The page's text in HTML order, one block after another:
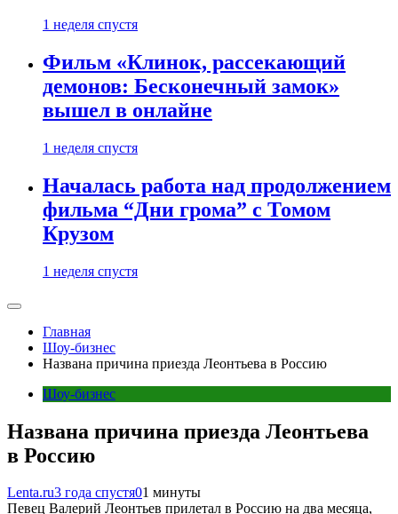
1 неделя спустя
Фильм «Клинок, рассекающий
демонов: Бесконечный замок»
вышел в онлайне
1 неделя спустя
Началась работа над продолжением
фильма “Дни грома” с Томом
Крузом
1 неделя спустя
Главная
Шоу-бизнес
Названа причина приезда Леонтьева в Россию
Шоу-бизнес
Названа причина приезда Леонтьева
в Россию
Lenta.ru3 года спустя01 минуты
Певец Валерий Леонтьев прилетал в Россию на два месяца,